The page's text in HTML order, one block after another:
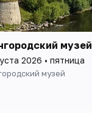
музей
2026 • пятница
музей